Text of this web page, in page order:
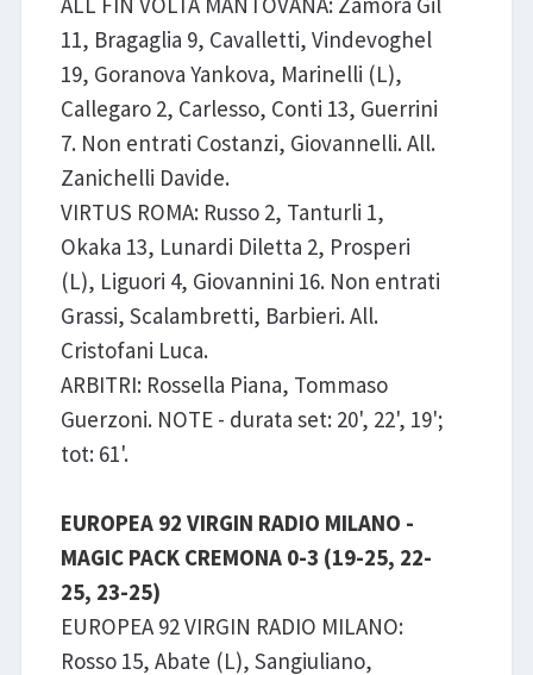
11, Bragaglia 9, Cavalletti, Vindevoghel
19, Goranova Yankova, Marinelli (L),
Callegaro 2, Carlesso, Conti 13, Guerrini
7. Non entrati Costanzi, Giovannelli. All.
Zanichelli Davide.
VIRTUS ROMA: Russo 2, Tanturli 1,
Okaka 13, Lunardi Diletta 2, Prosperi
(L), Liguori 4, Giovannini 16. Non entrati
Grassi, Scalambretti, Barbieri. All.
Cristofani Luca.
ARBITRI: Rossella Piana, Tommaso
Guerzoni. NOTE - durata set: 20', 22', 19';
tot: 61'.
EUROPEA 92 VIRGIN RADIO MILANO -
MAGIC PACK CREMONA 0-3 (19-25, 22-
25, 23-25)
EUROPEA 92 VIRGIN RADIO MILANO:
Rosso 15, Abate (L), Sangiuliano,